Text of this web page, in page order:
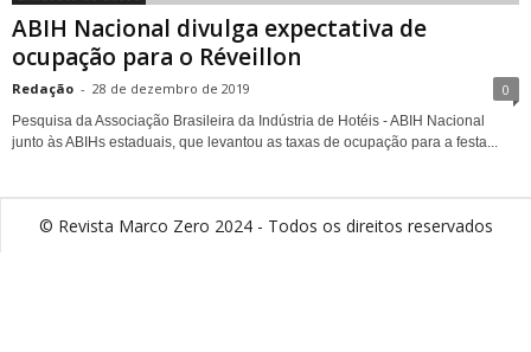
ABIH Nacional divulga expectativa de
ocupação para o Réveillon
Redação - 28 de dezembro de 2019 0
Pesquisa da Associação Brasileira da Indústria de Hotéis - ABIH Nacional
junto às ABIHs estaduais, que levantou as taxas de ocupação para a festa...
© Revista Marco Zero 2024 - Todos os direitos reservados